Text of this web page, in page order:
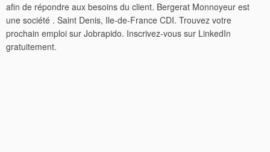
afin de répondre aux besoins du client. Bergerat Monnoyeur est
une société . Saint Denis, Ile-de-France CDI. Trouvez votre
prochain emploi sur Jobrapido. Inscrivez-vous sur LinkedIn
gratuitement.